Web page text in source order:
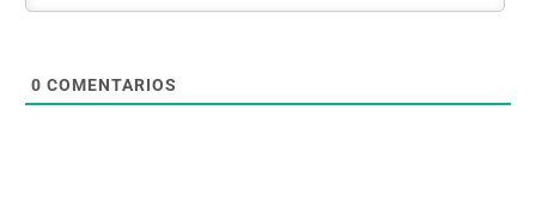
0 COMENTARIOS